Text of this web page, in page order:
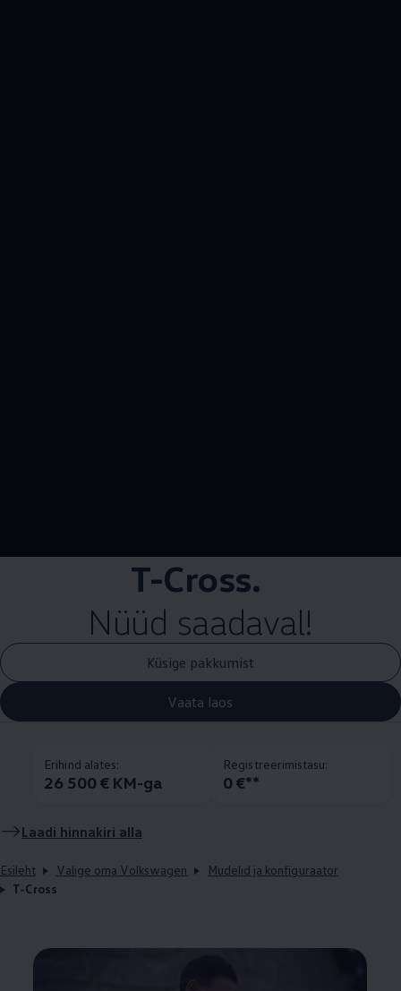
T-Cross.
Nüüd saadaval!
Küsige pakkumist
Vaata laos
Erihind alates:
26 500 € KM-ga
Registreerimistasu:
0 €**
Laadi hinnakiri alla
Esileht Valige oma Volkswagen
Mudelid ja konfiguraator
T-Cross